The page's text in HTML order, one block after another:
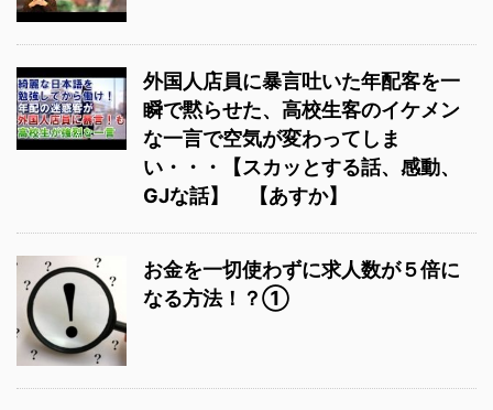
外国人店員に暴言吐いた年配客を一
瞬で黙らせた、高校生客のイケメン
な一言で空気が変わってしま
い・・・【スカッとする話、感動、
GJな話】 【あすか】
お金を一切使わずに求人数が５倍に
なる方法！？①